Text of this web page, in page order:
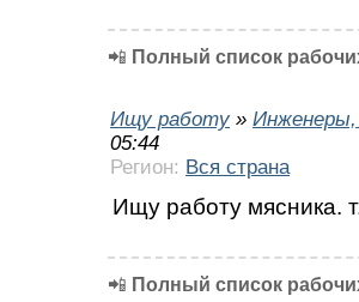
📲 Полный список
Ищу работу » Инженеры,
05:44
Регион: Вся страна
Ищу работу мясника.
📲 Полный список